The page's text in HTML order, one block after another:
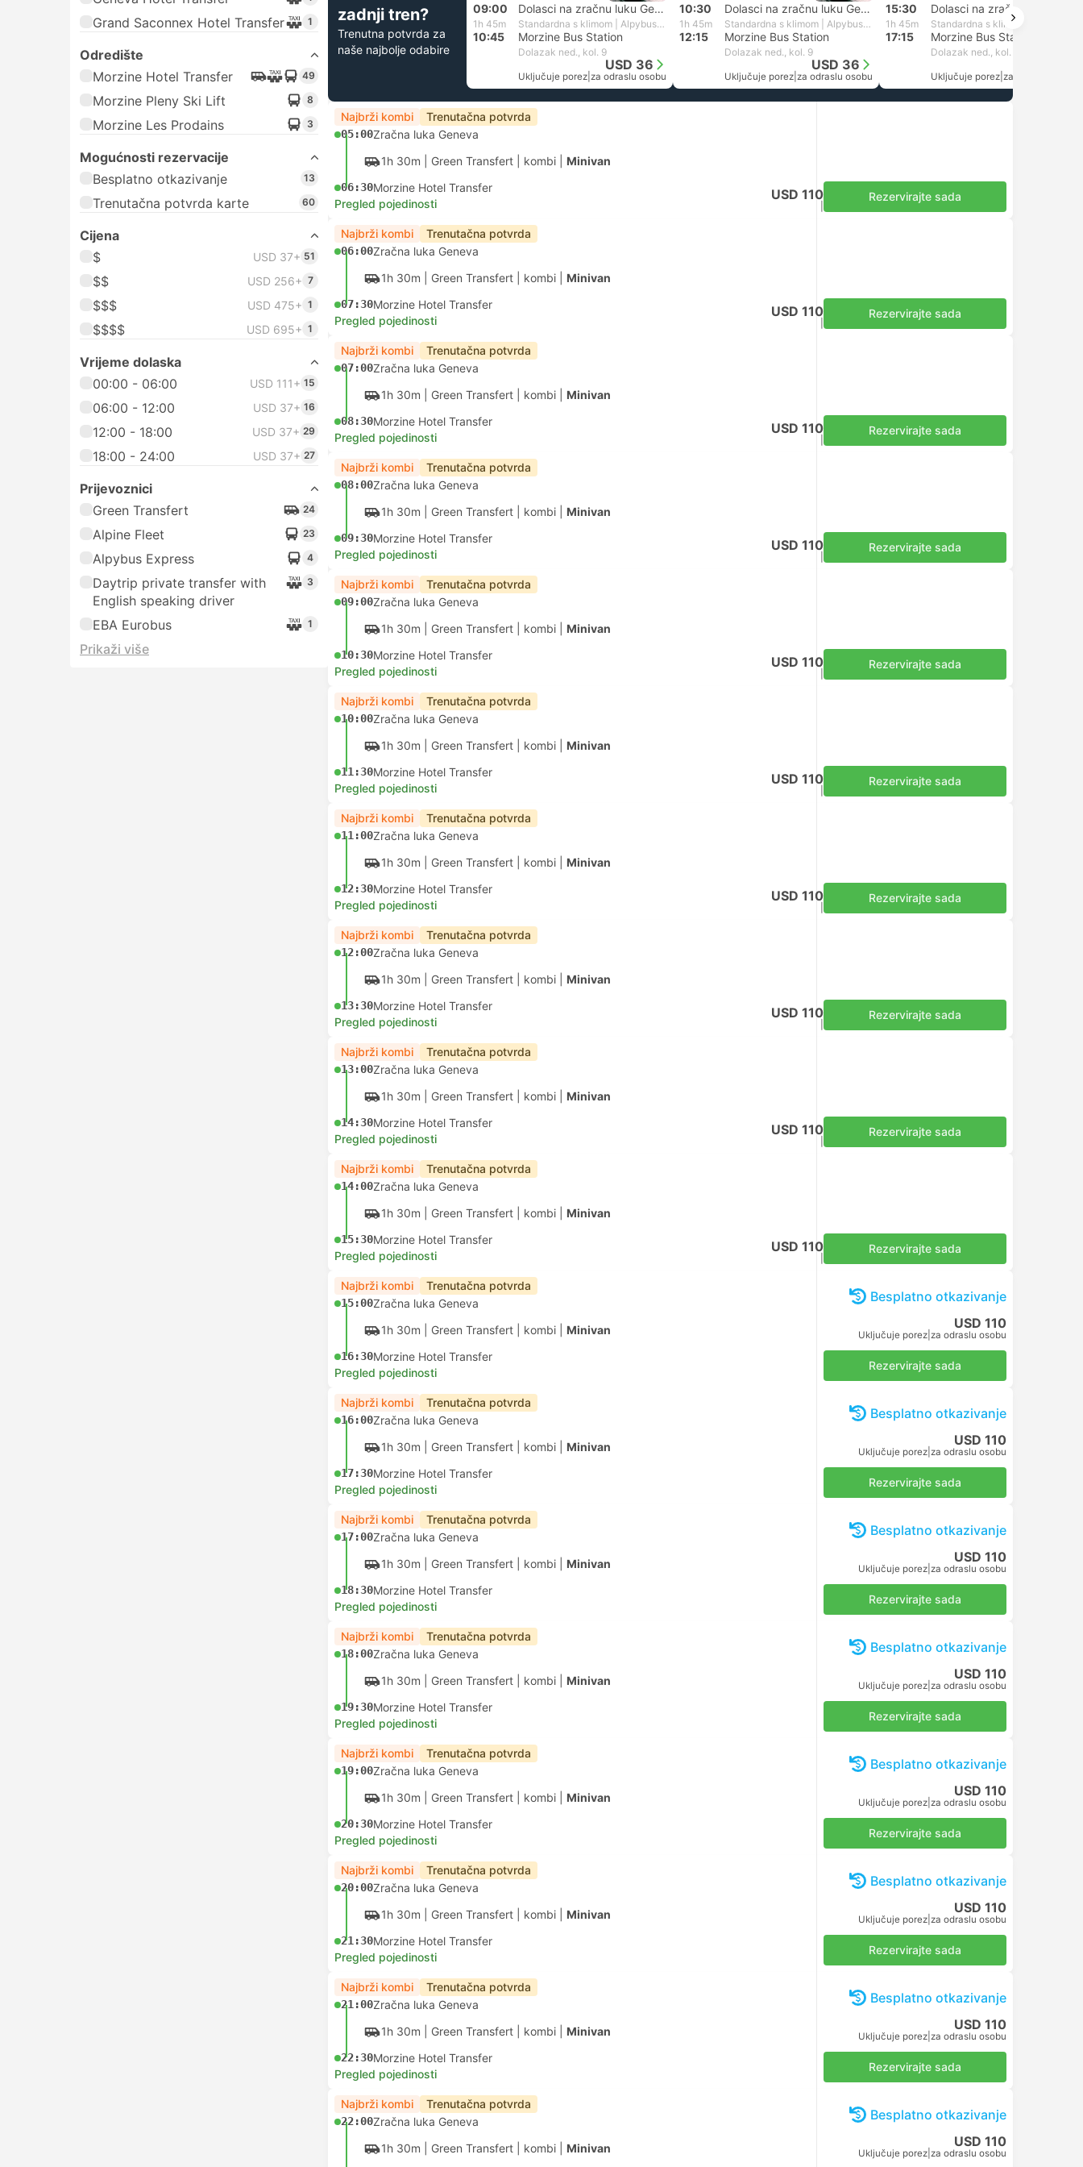
Grand Saconnex Hotel Transfer 1
Odredište
Morzine Hotel Transfer
49
Morzine Pleny Ski Lift 8
Morzine Les Prodains 3
Mogućnosti rezervacije
Besplatno otkazivanje
13
Trenutačna potvrda karte 60
Cijena
$
USD 37+ 51
$$ USD 256+ 7
$$$ USD 475+ 1
$$$$ USD 695+ 1
Vrijeme dolaska
00:00 - 06:00
USD 111+ 15
06:00 - 12:00 USD 37+ 16
12:00 - 18:00 USD 37+ 29
18:00 - 24:00 USD 37+ 27
Prijevoznici
Green Transfert
24
Alpine Fleet 23
Alpybus Express 4
Daytrip private transfer with
English speaking driver
3
EBA Eurobus 1
Prikaži više
zadnji tren?
Trenutna potvrda za
naše najbolje odabire
09:00 Dolasci na zračnu luku Geneva
1h 45m Standardna s klimom | Alpybus Express
10:45 Morzine Bus Station
Dolazak ned., kol. 9
USD 36
Uključuje porez za odraslu osobu
10:30 Dolasci na zračnu luku Geneva
1h 45m Standardna s klimom | Alpybus Express
12:15 Morzine Bus Station
Dolazak ned., kol. 9
USD 36
Uključuje porez za odraslu osobu
15:30
1h 45m
17:15 Morzine Bus Station
Dolazak ned., kol. 9
Uključuje porez za odraslu osobu
Najbrži kombi Trenutačna potvrda
05:00Zračna luka Geneva
1h 30m | Green Transfert kombi Minivan
06:30Morzine Hotel Transfer
Pregled pojedinosti
USD 110 Rezervirajte sada
Najbrži kombi Trenutačna potvrda
06:00Zračna luka Geneva
1h 30m | Green Transfert kombi Minivan
07:30Morzine Hotel Transfer
Pregled pojedinosti
USD 110 Rezervirajte sada
Najbrži kombi Trenutačna potvrda
07:00Zračna luka Geneva
1h 30m | Green Transfert kombi Minivan
08:30Morzine Hotel Transfer
Pregled pojedinosti
USD 110 Rezervirajte sada
Najbrži kombi Trenutačna potvrda
08:00Zračna luka Geneva
1h 30m | Green Transfert kombi Minivan
09:30Morzine Hotel Transfer
Pregled pojedinosti
USD 110 Rezervirajte sada
Najbrži kombi Trenutačna potvrda
09:00Zračna luka Geneva
1h 30m | Green Transfert kombi Minivan
10:30Morzine Hotel Transfer
Pregled pojedinosti
USD 110 Rezervirajte sada
Najbrži kombi Trenutačna potvrda
10:00Zračna luka Geneva
1h 30m | Green Transfert kombi Minivan
11:30Morzine Hotel Transfer
Pregled pojedinosti
USD 110 Rezervirajte sada
Najbrži kombi Trenutačna potvrda
11:00Zračna luka Geneva
1h 30m | Green Transfert kombi Minivan
12:30Morzine Hotel Transfer
Pregled pojedinosti
USD 110 Rezervirajte sada
Najbrži kombi Trenutačna potvrda
12:00Zračna luka Geneva
1h 30m | Green Transfert kombi Minivan
13:30Morzine Hotel Transfer
Pregled pojedinosti
USD 110 Rezervirajte sada
Najbrži kombi Trenutačna potvrda
13:00Zračna luka Geneva
1h 30m | Green Transfert kombi Minivan
14:30Morzine Hotel Transfer
Pregled pojedinosti
USD 110 Rezervirajte sada
Najbrži kombi Trenutačna potvrda
14:00Zračna luka Geneva
1h 30m | Green Transfert kombi Minivan
15:30Morzine Hotel Transfer
Pregled pojedinosti
USD 110 Rezervirajte sada
Najbrži kombi Trenutačna potvrda
15:00Zračna luka Geneva
1h 30m | Green Transfert kombi Minivan
16:30Morzine Hotel Transfer
Pregled pojedinosti
Besplatno otkazivanje
USD 110
Uključuje porez za odraslu osobu
Rezervirajte sada
Najbrži kombi Trenutačna potvrda
16:00Zračna luka Geneva
1h 30m | Green Transfert kombi Minivan
17:30Morzine Hotel Transfer
Pregled pojedinosti
Besplatno otkazivanje
USD 110
Uključuje porez za odraslu osobu
Rezervirajte sada
Najbrži kombi Trenutačna potvrda
17:00Zračna luka Geneva
1h 30m | Green Transfert kombi Minivan
18:30Morzine Hotel Transfer
Pregled pojedinosti
Besplatno otkazivanje
USD 110
Uključuje porez za odraslu osobu
Rezervirajte sada
Najbrži kombi Trenutačna potvrda
18:00Zračna luka Geneva
1h 30m | Green Transfert kombi Minivan
19:30Morzine Hotel Transfer
Pregled pojedinosti
Besplatno otkazivanje
USD 110
Uključuje porez za odraslu osobu
Rezervirajte sada
Najbrži kombi Trenutačna potvrda
19:00Zračna luka Geneva
1h 30m | Green Transfert kombi Minivan
20:30Morzine Hotel Transfer
Pregled pojedinosti
Besplatno otkazivanje
USD 110
Uključuje porez za odraslu osobu
Rezervirajte sada
Najbrži kombi Trenutačna potvrda
20:00Zračna luka Geneva
1h 30m | Green Transfert kombi Minivan
21:30Morzine Hotel Transfer
Pregled pojedinosti
Besplatno otkazivanje
USD 110
Uključuje porez za odraslu osobu
Rezervirajte sada
Najbrži kombi Trenutačna potvrda
21:00Zračna luka Geneva
1h 30m | Green Transfert kombi Minivan
22:30Morzine Hotel Transfer
Pregled pojedinosti
Besplatno otkazivanje
USD 110
Uključuje porez za odraslu osobu
Rezervirajte sada
Najbrži kombi Trenutačna potvrda
22:00Zračna luka Geneva
1h 30m | Green Transfert kombi Minivan
Besplatno otkazivanje
USD 110
Uključuje porez za odraslu osobu